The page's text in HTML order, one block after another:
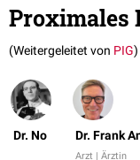
Proximales
(Weitergeleitet von PIG)
Dr. No Dr. Frank
Arzt | Ärztin